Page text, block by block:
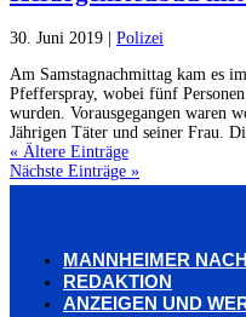
30. Juni 2019
Polizei
Am Samstagnachmittag kam es
Pfefferspray, wobei fünf
wurden. Vorausgegangen waren
Jährigen Täter und seiner Frau.
« Ältere Einträge
Nächste Einträge »
MANNHEIMER
REDAKTION
ANZEIGEN UND